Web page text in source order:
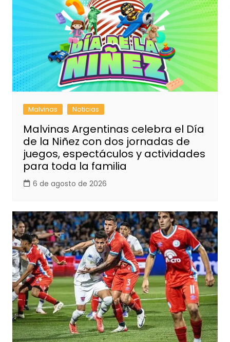
Malvinas Noticias
Malvinas Argentinas celebra el Día
de la Niñez con dos jornadas de
juegos, espectáculos y actividades
para toda la familia
6 de agosto de 2026